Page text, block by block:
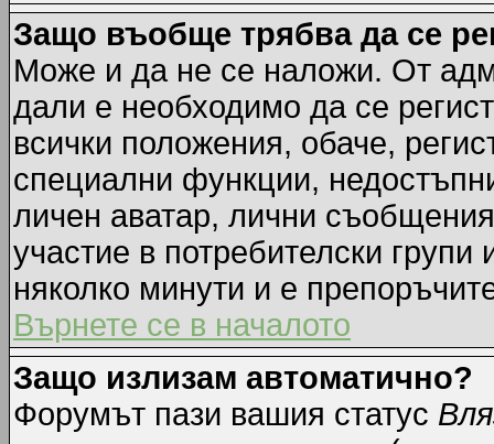
Защо въобще трябва да се
Може и да не се наложи. От
дали е необходимо да се
всички положения, обаче,
специални функции,
личен аватар, лични
участие в потребителски
няколко минути и е
Върнете се в началото
Защо излизам автоматично?
Форумът пази вашия статус